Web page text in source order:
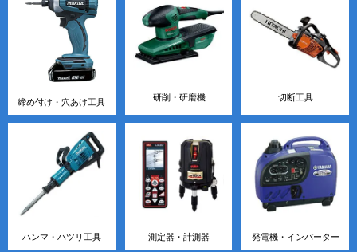
締め付け・穴あけ工具 研削・研磨機 切断工具
ハンマ・ハツリ工具 測定器・計測器 発電機・インバーター